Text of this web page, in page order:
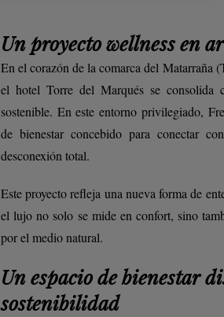
Un proyecto wellness en
En el corazón de la comarca del Matarraña
el hotel Torre del Marqués se consolida
sostenible. En este entorno privilegiado,
de bienestar concebido para conectar
desconexión total.
Este proyecto refleja una nueva forma de
el lujo no solo se mide en confort, sino
por el medio natural.
Un espacio de bienestar
sostenibilidad